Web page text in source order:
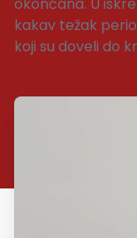
kakav težak
koji su doveli do